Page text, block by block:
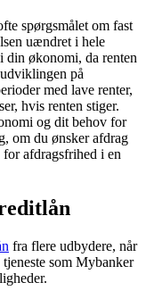
spørgsmålet om fast
uændret i hele
din økonomi, da renten
på
med lave renter,
hvis renten stiger.
og dit behov for
om du ønsker afdrag
afdragsfrihed i en
fra flere udbydere, når
som Mybanker